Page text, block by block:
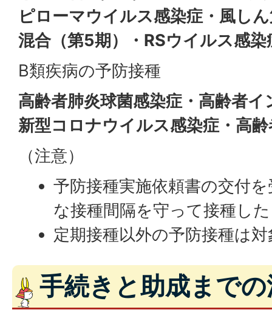
ピローマウイルス感染症・風し
混合（第5期）・RSウイルス感染
B類疾病の予防接種
高齢者肺炎球菌感染症・高齢者
新型コロナウイルス感染症・高
（注意）
予防接種実施依頼書の交付
な接種間隔を守って接種し
定期接種以外の予防接種は
手続きと助成まで